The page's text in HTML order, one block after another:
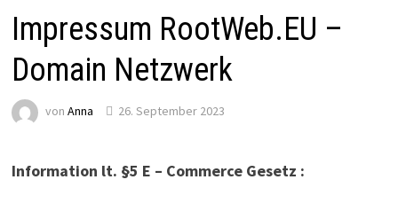
Impressum RootWeb.EU –
Domain Netzwerk
von Anna 26. September 2023
Information lt. §5 E – Commerce Gesetz :